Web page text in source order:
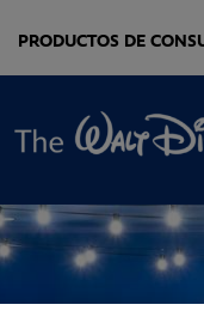
PRODUCTOS DE